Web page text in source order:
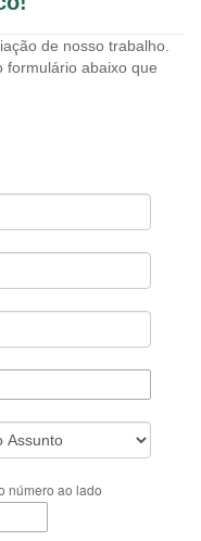
de nosso trabalho.
formulário abaixo que
número ao lado